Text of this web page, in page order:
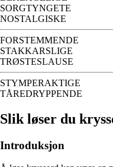
SORGTYNGETE
NOSTALGISKE
FORSTEMMENDE
STAKKARSLIGE
TRØSTESLAUSE
STYMPERAKTIGE
TÅREDRYPPENDE
Slik løser du
Introduksjon